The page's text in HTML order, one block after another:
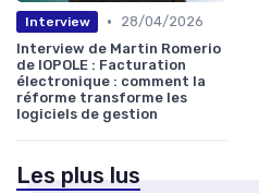
Interview •
28/04/2026
Interview de Martin Romerio
de IOPOLE : Facturation
électronique : comment la
réforme transforme les
logiciels de gestion
Les plus lus